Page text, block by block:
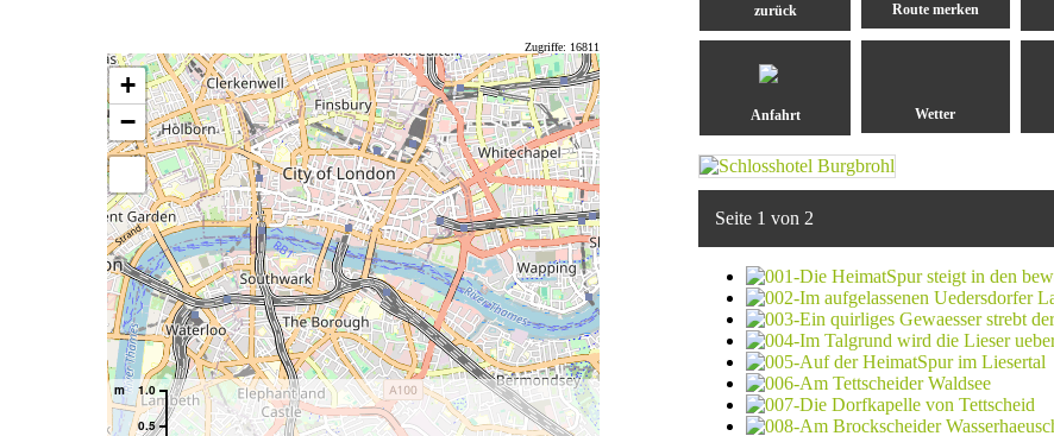
Zugriffe: 16811
+
−
0.5
1.0
m
zurück
Anfahrt
Seite 1 von 2